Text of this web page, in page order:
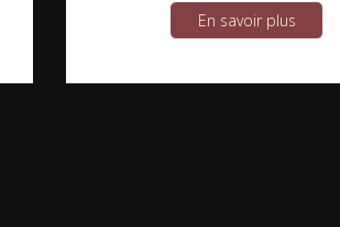
En savoir plus